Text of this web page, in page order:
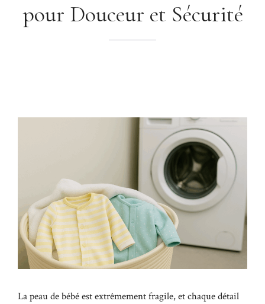
pour Douceur et Sécurité
La peau de bébé est extrêmement fragile, et chaque détail